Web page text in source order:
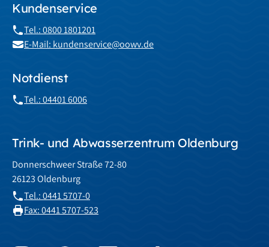
Kundenservice
Tel.: 0800 1801201
E-Mail: kundenservice@oowv.de
Notdienst
Tel.: 04401 6006
Trink- und Abwasserzentrum Oldenburg
Donnerschweer Straße 72-80
26123 Oldenburg
Tel.: 0441 5707-0
Fax: 0441 5707-523